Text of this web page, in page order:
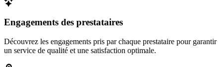
Engagements des prestataires
Découvrez les engagements pris par chaque prestataire pour garantir
un service de qualité et une satisfaction optimale.